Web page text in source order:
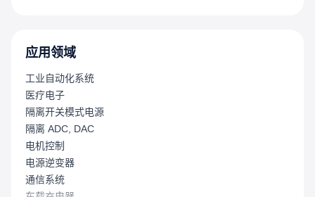
应用领域
工业自动化系统
医疗电子
隔离开关模式电源
隔离 ADC, DAC
电机控制
电源逆变器
通信系统